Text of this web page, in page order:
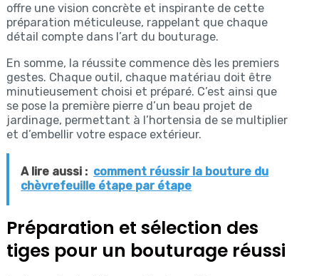
offre une vision concrète et inspirante de cette
préparation méticuleuse, rappelant que chaque
détail compte dans l’art du bouturage.
En somme, la réussite commence dès les premiers
gestes. Chaque outil, chaque matériau doit être
minutieusement choisi et préparé. C’est ainsi que
se pose la première pierre d’un beau projet de
jardinage, permettant à l’hortensia de se multiplier
et d’embellir votre espace extérieur.
A lire aussi : comment réussir la bouture du
chèvrefeuille étape par étape
Préparation et sélection des
tiges pour un bouturage réussi